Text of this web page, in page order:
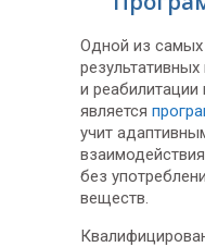
Одной из самых
и
является
учит
без
веществ.